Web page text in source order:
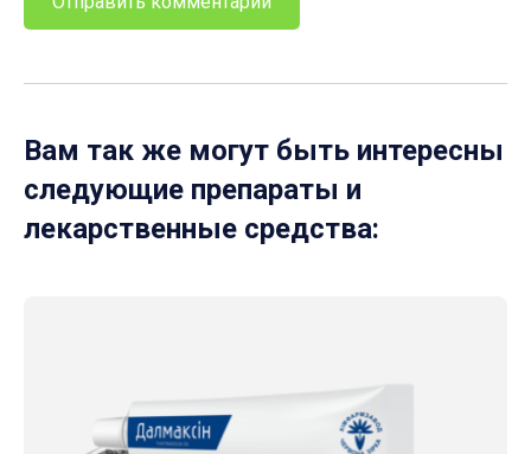
Вам так же могут быть интересны
следующие препараты и
лекарственные средства: